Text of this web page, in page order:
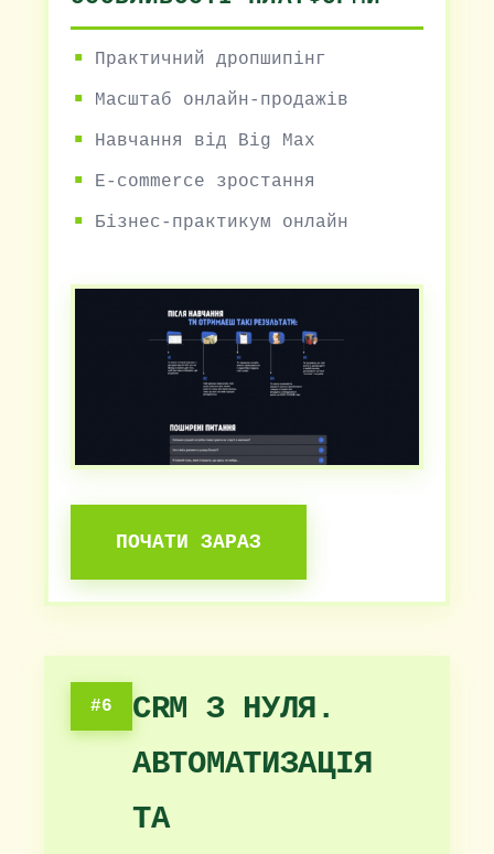
Практичний дропшипінг
Масштаб онлайн-продажів
Навчання від Big Max
E-commerce зростання
Бізнес-практикум онлайн
ПОЧАТИ ЗАРАЗ
#6
CRM З НУЛЯ.
АВТОМАТИЗАЦІЯ
ТА